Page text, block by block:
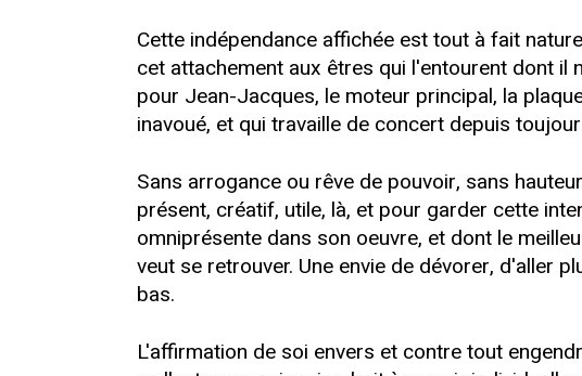
Cette indépendance affichée est tout à fait
cet attachement aux êtres qui l'entourent dont il
pour Jean-Jacques, le moteur principal, la
inavoué, et qui travaille de concert depuis
Sans arrogance ou rêve de pouvoir, sans
présent, créatif, utile, là, et pour garder cette
omniprésente dans son oeuvre, et dont le
veut se retrouver. Une envie de dévorer, d'aller
bas.
L'affirmation de soi envers et contre tout